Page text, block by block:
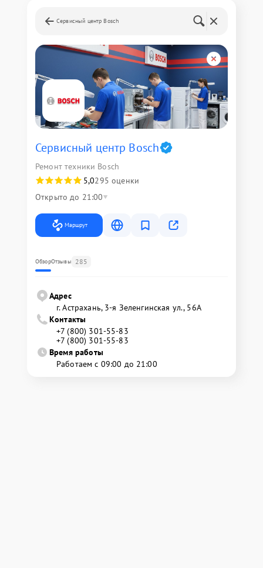
Сервисный центр Bosch
Сервисный центр Bosch
Ремонт техники Bosch
5,0295 оценки
Открыто до 21:00
Маршрут
ОбзорОтзывы 285
Адрес
г. Астрахань, 3-я Зеленгинская ул., 56А
Контакты
+7 (800) 301-55-83
+7 (800) 301-55-83
Время работы
Работаем с 09:00 до 21:00